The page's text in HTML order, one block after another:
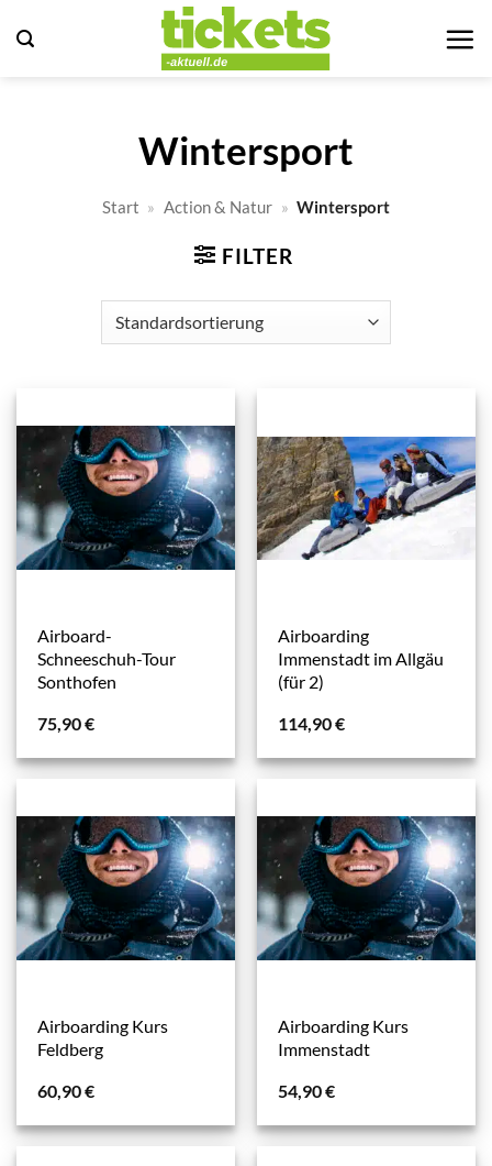
Inhalt
Wintersport
Start » Action & Natur » Wintersport
FILTER
Airboard-
Schneeschuh-Tour
Sonthofen
75,90€
Airboarding
Immenstadt im Allgäu
(für 2)
114,90€
Airboarding Kurs
Feldberg
60,90€
Airboarding Kurs
Immenstadt
54,90€